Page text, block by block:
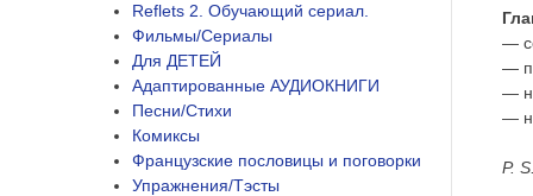
—
—
—
—
P.
Reflets 2. Обучающий сериал.
Фильмы/Сериалы
Для ДЕТЕЙ
Адаптированные АУДИОКНИГИ
Песни/Стихи
Комиксы
Французские пословицы и поговорки
Упражнения/Тэсты